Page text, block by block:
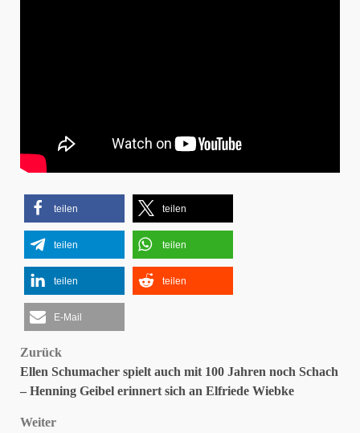
teilen teilen
teilen teilen
teilen teilen
E-Mail
Beitragsnavigation
Zurück
Ellen Schumacher spielt auch mit 100 Jahren noch Schach
– Henning Geibel erinnert sich an Elfriede Wiebke
Weiter